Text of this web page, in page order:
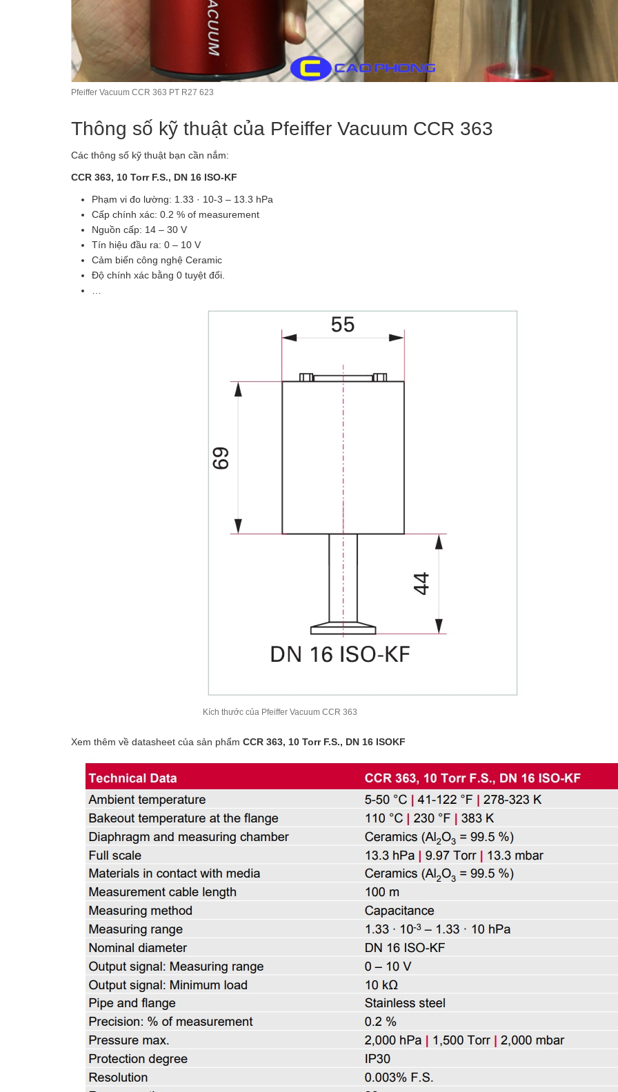
Pfeiffer Vacuum CCR 363 PT R27 623
Thông số kỹ thuật của Pfeiffer Vacuum CCR 363
Các thông số kỹ thuật bạn cần nắm:
CCR 363, 10 Torr F.S., DN 16 ISO-KF
Phạm vi đo lường: 1.33 · 10-3 – 13.3 hPa
Cấp chính xác: 0.2 % of measurement
Nguồn cấp: 14 – 30 V
Tín hiệu đầu ra: 0 – 10 V
Cảm biến công nghệ Ceramic
Độ chính xác bằng 0 tuyệt đối.
Kích thước của Pfeiffer Vacuum CCR 363
Xem thêm về datasheet của sản phẩm CCR 363, 10 Torr F.S., DN 16 ISOKF